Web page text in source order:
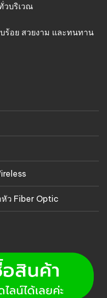
วบริเวณ
ร้อย สวยงาม และทนทาน
หัว Fiber Optic